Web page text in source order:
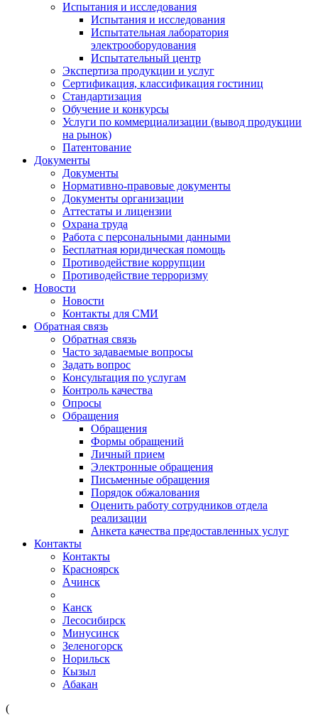
Испытания и исследования
Испытания и исследования
Испытательная лаборатория
электрооборудования
Испытательный центр
Экспертиза продукции и услуг
Сертификация, классификация гостиниц
Стандартизация
Обучение и конкурсы
Услуги по коммерциализации (вывод продукции
на рынок)
Патентование
Документы
Документы
Нормативно-правовые документы
Документы организации
Аттестаты и лицензии
Охрана труда
Работа с персональными данными
Бесплатная юридическая помощь
Противодействие коррупции
Противодействие терроризму
Новости
Новости
Контакты для СМИ
Обратная связь
Обратная связь
Часто задаваемые вопросы
Задать вопрос
Консультация по услугам
Контроль качества
Опросы
Обращения
Обращения
Формы обращений
Личный прием
Электронные обращения
Письменные обращения
Порядок обжалования
Оценить работу сотрудников отдела
реализации
Анкета качества предоставленных услуг
Контакты
Контакты
Красноярск
Ачинск
Канск
Лесосибирск
Минусинск
Зеленогорск
Норильск
Кызыл
Абакан
(